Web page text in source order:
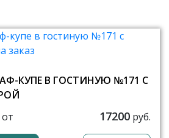
КУПЕ В ГОСТИНУЮ №171 С
17200 руб.